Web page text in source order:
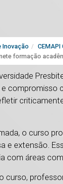
Inovação CEMAPI
formação
compromisso
o curso
e extensão.
com áreas
curso,